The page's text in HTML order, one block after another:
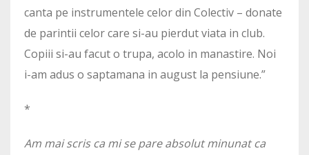
canta pe instrumentele celor din Colectiv – donate
de parintii celor care si-au pierdut viata in club.
Copiii si-au facut o trupa, acolo in manastire. Noi
i-am adus o saptamana in august la pensiune.”
*
Am mai scris ca mi se pare absolut minunat ca